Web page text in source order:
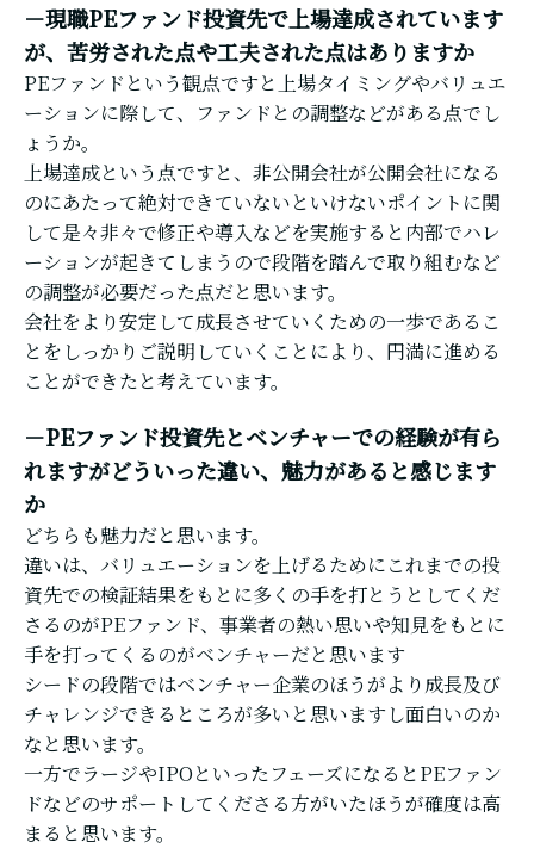
－現職PEファンド投資先で上場達成されています
が、苦労された点や工夫された点はありますか
PEファンドという観点ですと上場タイミングやバリュエ
ーションに際して、ファンドとの調整などがある点でし
ょうか。
上場達成という点ですと、非公開会社が公開会社になる
のにあたって絶対できていないといけないポイントに関
して是々非々で修正や導入などを実施すると内部でハレ
ーションが起きてしまうので段階を踏んで取り組むなど
の調整が必要だった点だと思います。
会社をより安定して成長させていくための一歩であるこ
とをしっかりご説明していくことにより、円満に進める
ことができたと考えています。
－PEファンド投資先とベンチャーでの経験が有ら
れますがどういった違い、魅力があると感じます
か
どちらも魅力だと思います。
違いは、バリュエーションを上げるためにこれまでの投
資先での検証結果をもとに多くの手を打とうとしてくだ
さるのがPEファンド、事業者の熱い思いや知見をもとに
手を打ってくるのがベンチャーだと思います
シードの段階ではベンチャー企業のほうがより成長及び
チャレンジできるところが多いと思いますし面白いのか
なと思います。
一方でラージやIPOといったフェーズになるとPEファン
ドなどのサポートしてくださる方がいたほうが確度は高
まると思います。